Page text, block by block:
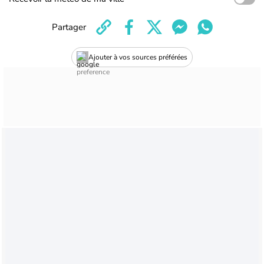
Ajouter à vos sources préférées
Partager